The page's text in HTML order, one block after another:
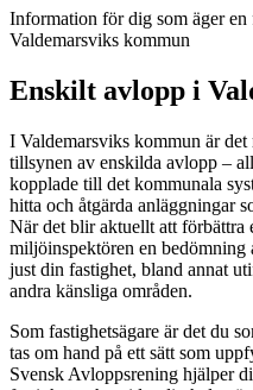
Information för dig som äger
Valdemarsviks kommun
Enskilt avlopp i
I Valdemarsviks kommun är
tillsynen av enskilda avlopp –
kopplade till det kommunala
hitta och åtgärda anläggningar
När det blir aktuellt att
miljöinspektören en
just din fastighet, bland annat
andra känsliga områden.
Som fastighetsägare är det du
tas om hand på ett sätt som
Svensk Avloppsrening hjälper